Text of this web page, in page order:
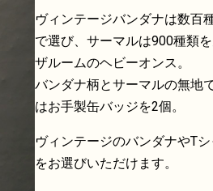
ヴィンテージバンダナは数百
で選び、サーマルは900種類
ザルームのヘビーオンス。
バンダナ柄とサーマルの無地
はお手製缶バッジを2個。
ヴィンテージのバンダナやT
をお選びいただけます。